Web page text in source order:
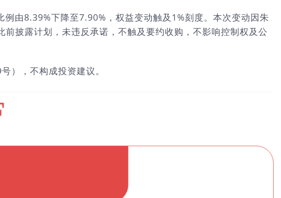
由8.39%下降至7.90%，权益变动触及1%刻度。本次变动因朱
披露计划，未违反承诺，不触及要约收购，不影响控制权及公
），不构成投资建议。